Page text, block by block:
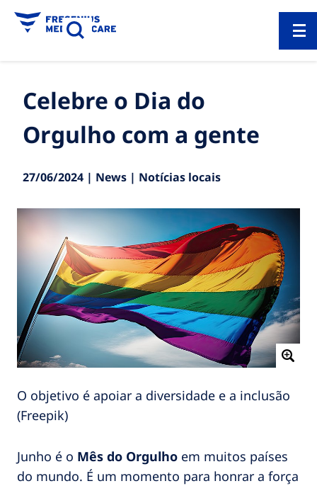
Celebre o Dia do
Orgulho com a gente
27/06/2024 | News | Notícias locais
O objetivo é apoiar a diversidade e a inclusão
(Freepik)
Junho é o Mês do Orgulho em muitos países
do mundo. É um momento para honrar a força